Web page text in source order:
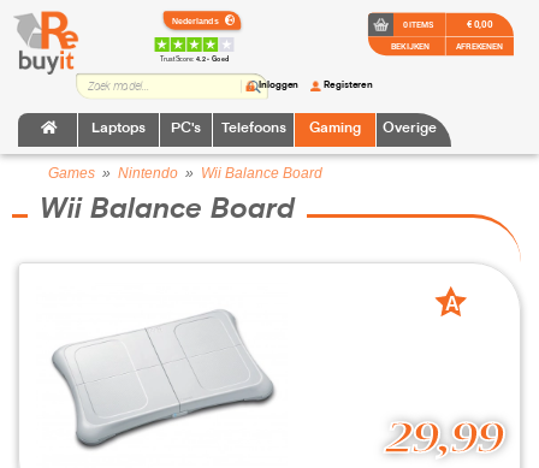
TrustScore:4.2 • Goed
Laptops PC's Telefoons Gaming Overige
Inloggen Registeren
0 ITEMS
BEKIJKEN
€ 0,00
AFREKENEN
Games » Nintendo » Wii Balance Board
Wii Balance Board
29,99
A